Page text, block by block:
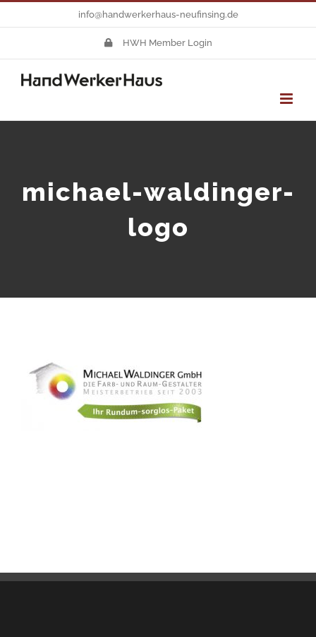
springen
info@handwerkerhaus-neufinsing.de
HWH Member Login
michael-waldinger-
logo